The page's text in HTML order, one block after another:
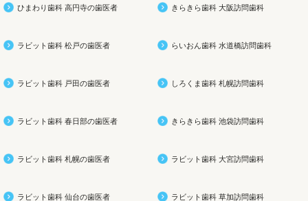
ひまわり歯科 高円寺の歯医者
ラビット歯科 松戸の歯医者
ラビット歯科 戸田の歯医者
ラビット歯科 春日部の歯医者
ラビット歯科 札幌の歯医者
ラビット歯科 仙台の歯医者
きらきら歯科 大阪訪問歯科
らいおん歯科 水道橋訪問歯科
しろくま歯科 札幌訪問歯科
きらきら歯科 池袋訪問歯科
ラビット歯科 大宮訪問歯科
ラビット歯科 草加訪問歯科